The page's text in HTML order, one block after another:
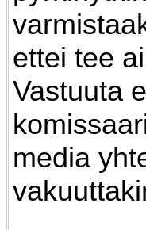
ettei tee
Vastuuta
media